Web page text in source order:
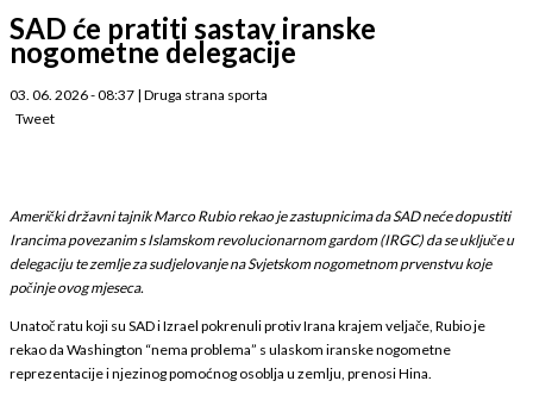
SAD će pratiti sastav iranske
nogometne delegacije
03. 06. 2026 - 08:37 | Druga strana sporta
Tweet
Američki državni tajnik Marco Rubio rekao je zastupnicima da SAD neće dopustiti
Irancima povezanim s Islamskom revolucionarnom gardom (IRGC) da se uključe u
delegaciju te zemlje za sudjelovanje na Svjetskom nogometnom prvenstvu koje
počinje ovog mjeseca.
Unatoč ratu koji su SAD i Izrael pokrenuli protiv Irana krajem veljače, Rubio je
rekao da Washington “nema problema” s ulaskom iranske nogometne
reprezentacije i njezinog pomoćnog osoblja u zemlju, prenosi Hina.